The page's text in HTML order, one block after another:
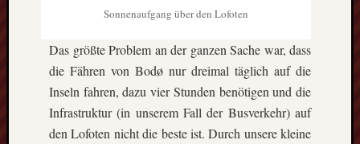
Sonnenaufgang über den Lofoten
Das größte Problem an der ganzen Sache war, dass
die Fähren von Bodø nur dreimal täglich auf die
Inseln fahren, dazu vier Stunden benötigen und die
Infrastruktur (in unserem Fall der Busverkehr) auf
den Lofoten nicht die beste ist. Durch unsere kleine